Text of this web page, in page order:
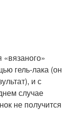
гель-лака (он
и с
случае
не получится